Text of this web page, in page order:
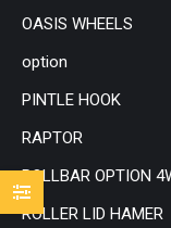
OASIS WHEELS
option
PINTLE HOOK
RAPTOR
ROLLBAR OPTION
ROLLER LID HAMER